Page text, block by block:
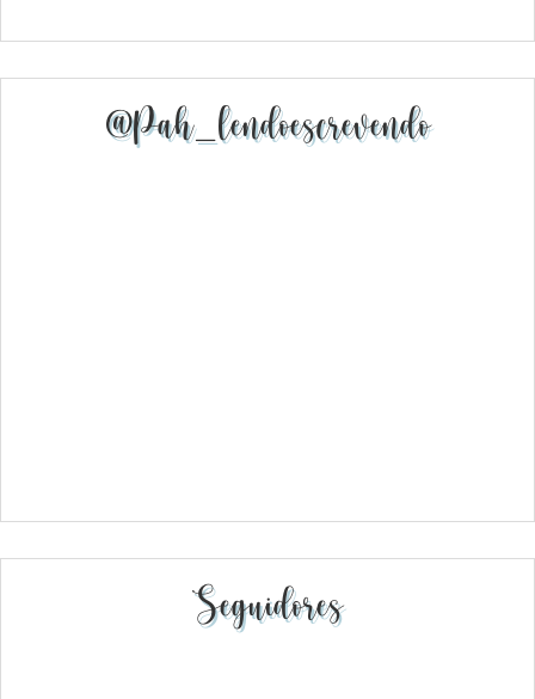
@pah_lendoescrevendo
Seguidores